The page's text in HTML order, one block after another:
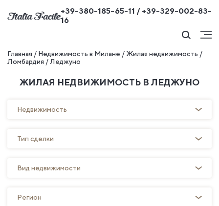
+39-380-185-65-11 / +39-329-002-83-
16
Главная / Недвижимость в Милане / Жилая недвижимость /
Ломбардия /Леджуно
ЖИЛАЯ НЕДВИЖИМОСТЬ В ЛЕДЖУНО
Недвижимость
Тип сделки
Вид недвижимости
Регион